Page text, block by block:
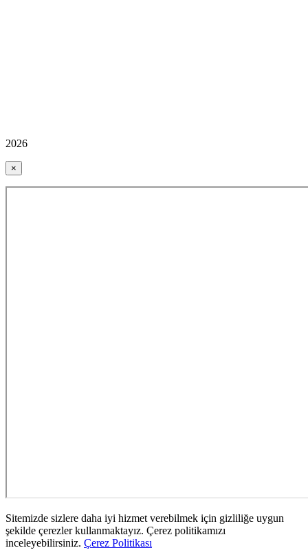
2026
×
Sitemizde sizlere daha iyi hizmet verebilmek için gizliliğe uygun
şekilde çerezler kullanmaktayız. Çerez politikamızı
inceleyebilirsiniz. Çerez Politikası